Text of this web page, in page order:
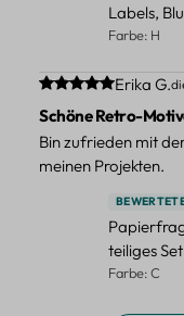
Labels,
Farbe: H
Durchschnittliche
Erika G.
Schöne Retro-
Bin zufrieden mit
meinen Projekten.
teiliges
Farbe: C